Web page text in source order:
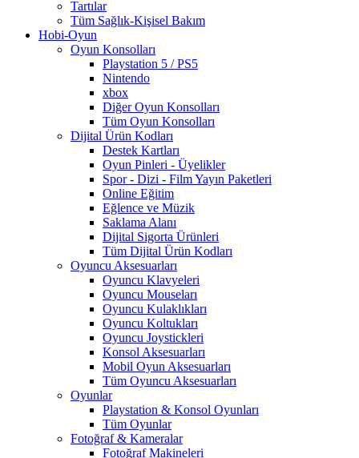
Tartılar
Tüm Sağlık-Kişisel Bakım
Hobi-Oyun
Oyun Konsolları
Playstation 5 / PS5
Nintendo
xbox
Diğer Oyun Konsolları
Tüm Oyun Konsolları
Dijital Ürün Kodları
Destek Kartları
Oyun Pinleri - Üyelikler
Spor - Dizi - Film Yayın Paketleri
Online Eğitim
Eğlence ve Müzik
Saklama Alanı
Dijital Sigorta Ürünleri
Tüm Dijital Ürün Kodları
Oyuncu Aksesuarları
Oyuncu Klavyeleri
Oyuncu Mouseları
Oyuncu Kulaklıkları
Oyuncu Koltukları
Oyuncu Joystickleri
Konsol Aksesuarları
Mobil Oyun Aksesuarları
Tüm Oyuncu Aksesuarları
Oyunlar
Playstation & Konsol Oyunları
Tüm Oyunlar
Fotoğraf & Kameralar
Fotoğraf Makineleri